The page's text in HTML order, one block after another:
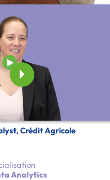
Crédit Agricole
Analytics